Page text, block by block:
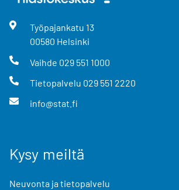
Työpajankatu 13
00580 Helsinki
Vaihde 029 551 1000
Tietopalvelu 029 551 2220
info@stat.fi
Kysy meiltä
Neuvonta ja tietopalvelu